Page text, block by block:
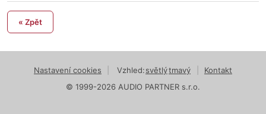
« Zpět
Nastavení cookies Vzhled:světlýtmavý
Kontakt
© 1999-2026 AUDIO PARTNER s.r.o.